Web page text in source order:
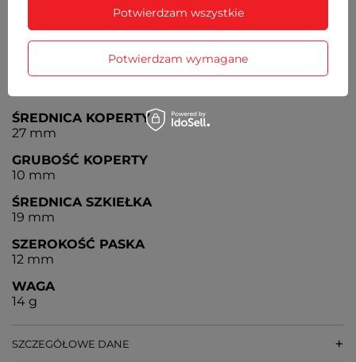
Czas działania zegarka bez konieczności wymiany
baterii - ok. 3 lata
MECHANIZM
ŚREDNICA KOPERTY
27 mm
GRUBOŚĆ KOPERTY
10 mm
ŚREDNICA SZKIEŁKA
19 mm
SZEROKOŚĆ PASKA
12 mm
WAGA
14 g
SZCZEGÓŁOWE DANE
Potwierdzam wymagane
Potwierdzam wszystkie